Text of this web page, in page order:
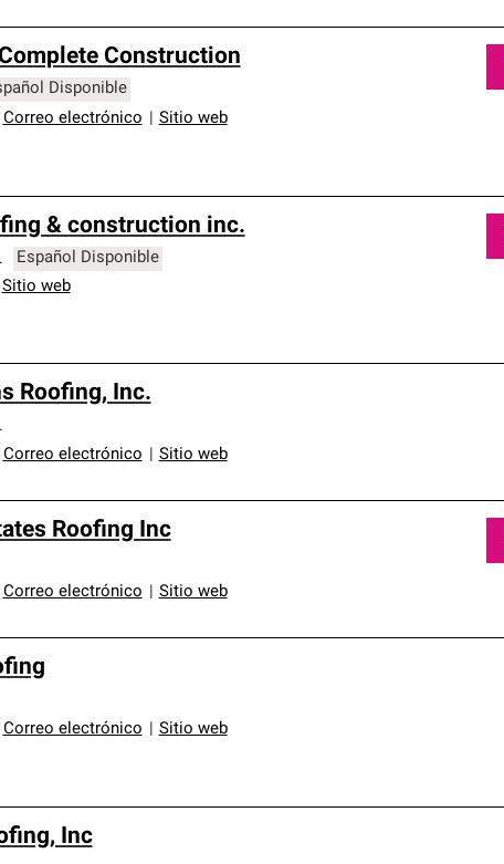
Construction
Disponible
Correo electrónico Sitio web
& construction inc.
Español Disponible
Sitio web
Roofing, Inc.
Correo electrónico Sitio web
Roofing Inc
Correo electrónico Sitio web
Correo electrónico Sitio web
Inc